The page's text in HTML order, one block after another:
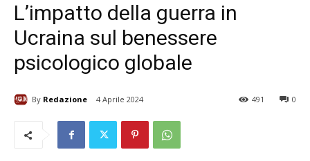
L’impatto della guerra in
Ucraina sul benessere
psicologico globale
By Redazione 4 Aprile 2024 0
491